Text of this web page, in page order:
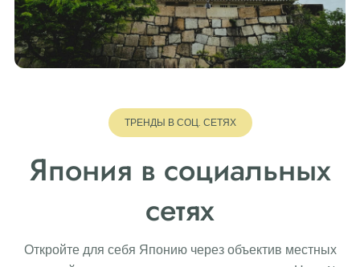
ТРЕНДЫ В СОЦ. СЕТЯХ
Япония в социальных
сетях
Откройте для себя Японию через объектив местных